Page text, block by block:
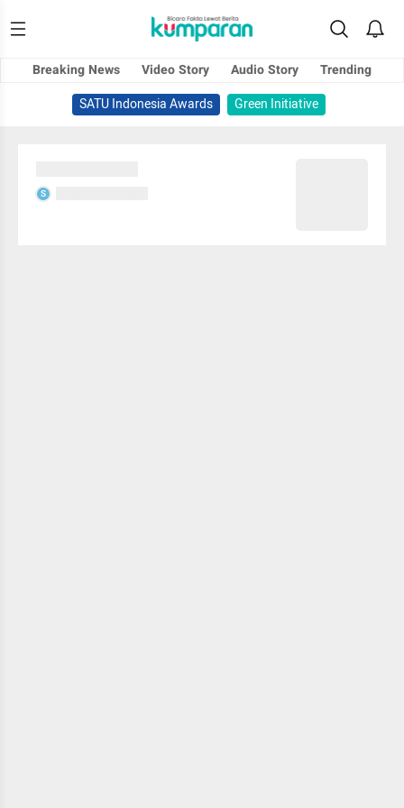
Breaking News Video Story Audio Story
Trending
SATU Indonesia Awards
Green Initiative
S